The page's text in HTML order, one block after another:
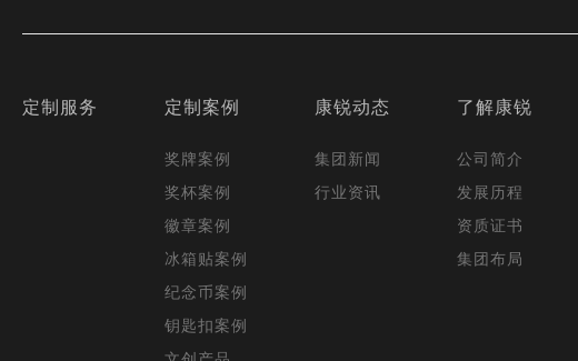
定制服务 定制案例
奖牌案例
奖杯案例
徽章案例
冰箱贴案例
纪念币案例
钥匙扣案例
康锐动态
集团新闻
行业资讯
了解康锐
公司简介
发展历程
资质证书
集团布局